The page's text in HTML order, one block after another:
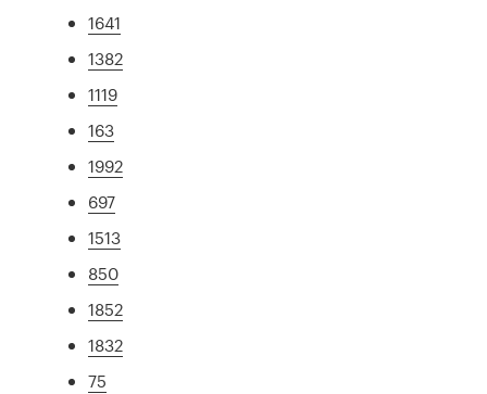
1641
1382
1119
163
1992
697
1513
850
1852
1832
75